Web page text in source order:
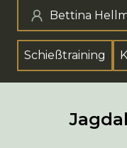
Bettina
Schießtraining